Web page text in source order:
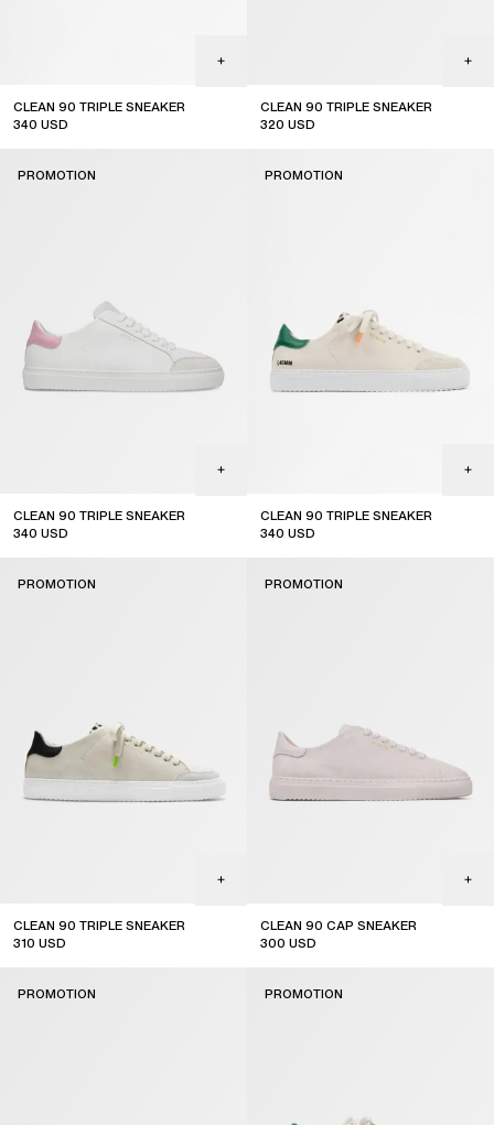
CLEAN 90 TRIPLE SNEAKER
340 USD
CLEAN 90 TRIPLE SNEAKER
320 USD
CLEAN 90 TRIPLE SNEAKER
340 USD
PROMOTION
CLEAN 90 TRIPLE SNEAKER
340 USD
PROMOTION
CLEAN 90 TRIPLE SNEAKER
310 USD
PROMOTION
CLEAN 90 CAP SNEAKER
300 USD
PROMOTION
PROMOTION PROMOTION